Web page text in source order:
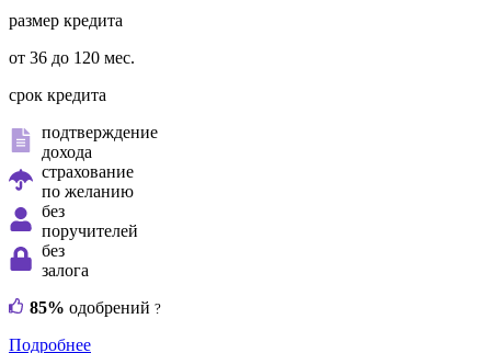
размер кредита
от 36 до 120 мес.
срок кредита
подтверждение
дохода
страхование
по желанию
без
поручителей
без
залога
85% одобрений ?
Подробнее